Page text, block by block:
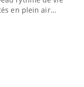
en plein air…